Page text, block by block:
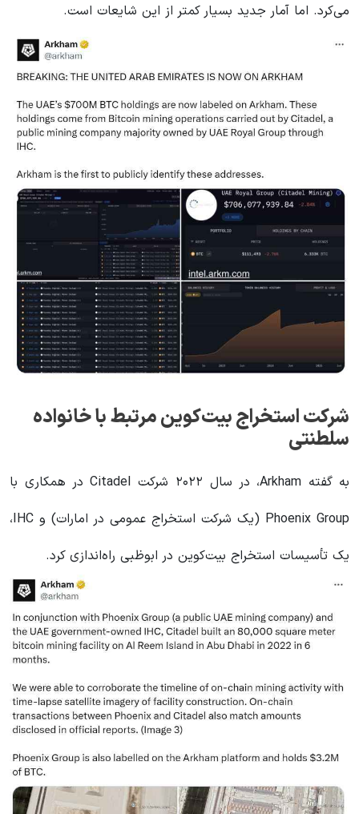
می‌کرد. اما آمار جدید بسیار کمتر از این شایعات است.
شرکت استخراج بیت‌کوین مرتبط با خانواده
سلطنتی
به گفته Arkham، در سال ۲۰۲۲ شرکت Citadel در همکاری با
Phoenix Group (یک شرکت استخراج عمومی در امارات) و IHC،
یک تأسیسات استخراج بیت‌کوین در ابوظبی راه‌اندازی کرد.